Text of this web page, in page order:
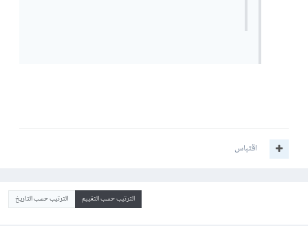
اقتباس
الترتيب حسب التقييم الترتيب حسب التاريخ